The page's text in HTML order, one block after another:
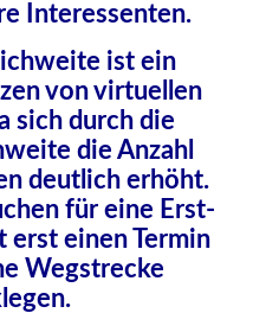
Interessenten.
ist ein
von virtuellen
sich durch die
die Anzahl
deutlich erhöht.
für eine Erst-
erst einen Termin
Wegstrecke